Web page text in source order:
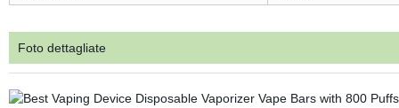
Foto dettagliate